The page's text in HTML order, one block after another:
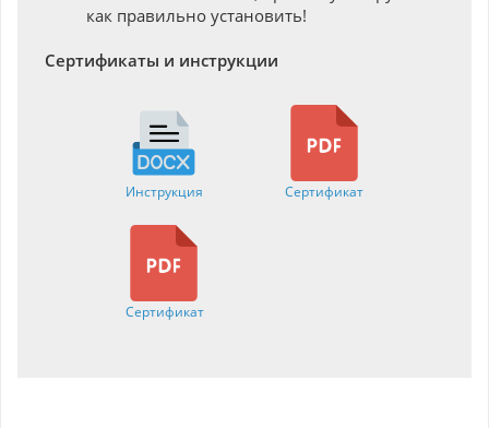
как правильно установить!
Сертификаты и инструкции
Инструкция Сертификат
Сертификат